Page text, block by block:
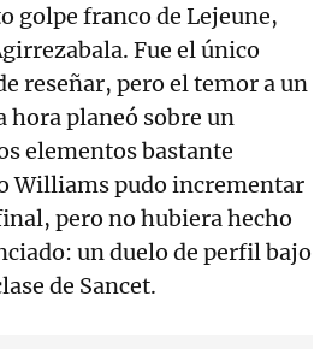
golpe franco de Lejeune,
Fue el único
reseñar, pero el temor a un
hora planeó sobre un
elementos bastante
Williams pudo incrementar
pero no hubiera hecho
un duelo de perfil bajo
de Sancet.